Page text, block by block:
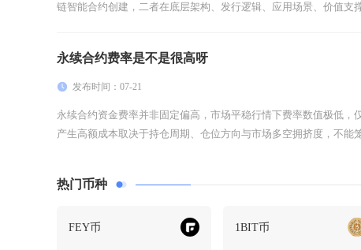
链智能合约创建，二者在底层架构、发行逻辑、应用场景、价值支
永续合约费率是不是很高呀
发布时间：07-21
永续合约资金费率并非固定偏高，市场平稳行情下费率数值极低，
产生高额成本取决于持仓周期、仓位方向与市场多空拥挤度，不能
热门币种
FEY币 1BIT币